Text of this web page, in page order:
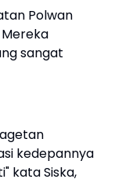
Polwan
sangat
kedepannya
kata Siska,